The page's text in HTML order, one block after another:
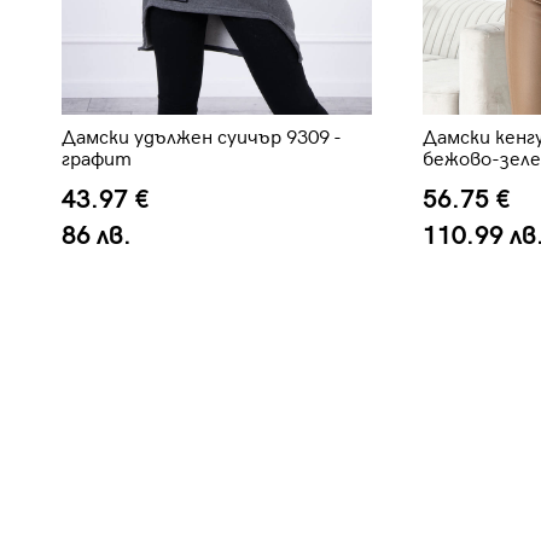
Дамски удължен суичър 9309 -
графит
43.97 €
86 лв.
Дамски
бежово-
56.75 €
110.99 лв.